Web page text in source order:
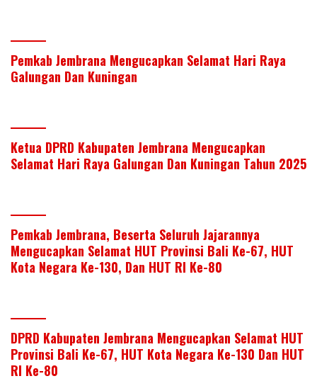
Pemkab Jembrana Mengucapkan Selamat Hari Raya
Galungan Dan Kuningan
Ketua DPRD Kabupaten Jembrana Mengucapkan
Selamat Hari Raya Galungan Dan Kuningan Tahun 2025
Pemkab Jembrana, Beserta Seluruh Jajarannya
Mengucapkan Selamat HUT Provinsi Bali Ke-67, HUT
Kota Negara Ke-130, Dan HUT RI Ke-80
DPRD Kabupaten Jembrana Mengucapkan Selamat HUT
Provinsi Bali Ke-67, HUT Kota Negara Ke-130 Dan HUT
RI Ke-80